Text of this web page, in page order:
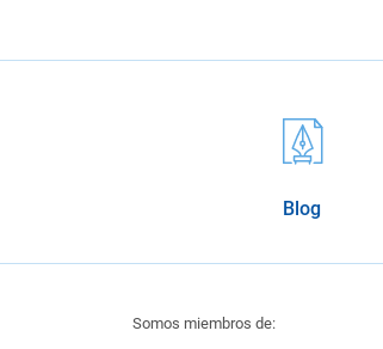
Blog
Somos miembros de: